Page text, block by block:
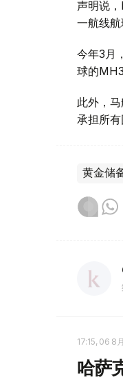
声明说
一航线
今年3月
球的
此外，
承担所
黄金储
17:15, 06 8
哈萨